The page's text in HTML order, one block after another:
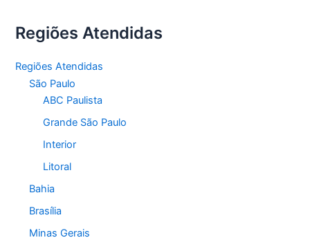
Regiões Atendidas
Regiões Atendidas
São Paulo
ABC Paulista
Grande São Paulo
Interior
Litoral
Bahia
Brasília
Minas Gerais